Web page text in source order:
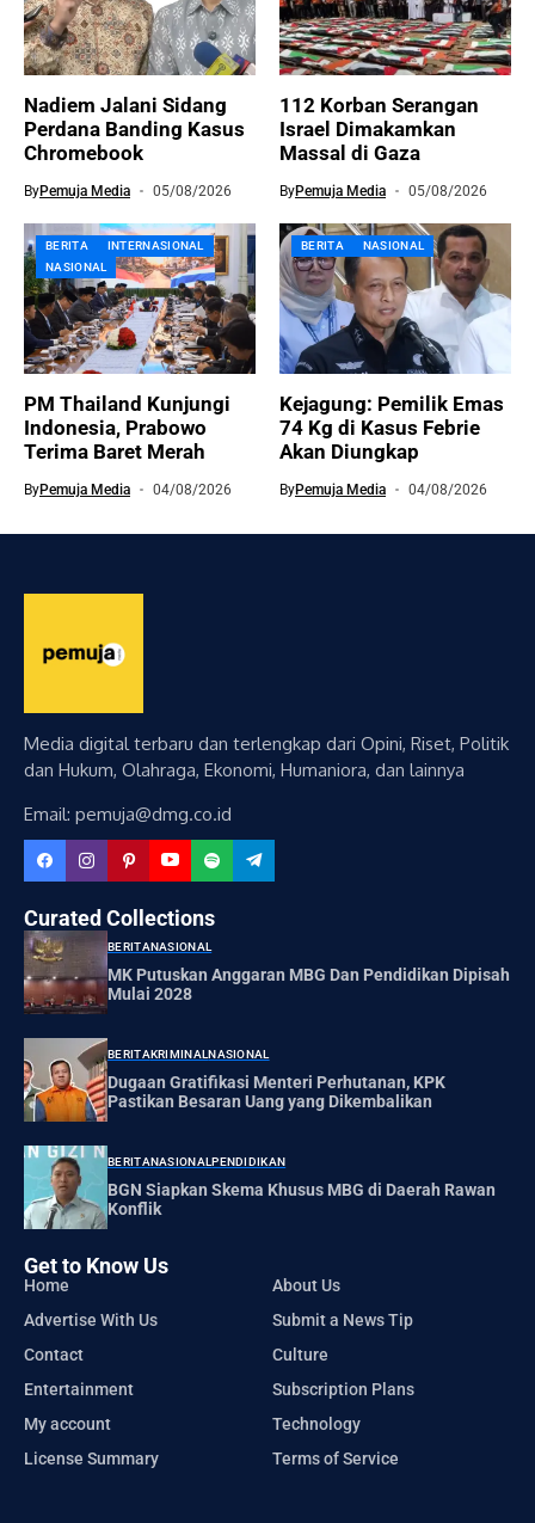
Nadiem Jalani Sidang
Perdana Banding Kasus
Chromebook
ByPemuja Media 05/08/2026
112 Korban Serangan
Israel Dimakamkan
Massal di Gaza
ByPemuja Media 05/08/2026
BERITA
INTERNASIONAL
NASIONAL
PM Thailand Kunjungi
Indonesia, Prabowo
Terima Baret Merah
ByPemuja Media 04/08/2026
BERITA NASIONAL
Kejagung: Pemilik Emas
74 Kg di Kasus Febrie
Akan Diungkap
ByPemuja Media 04/08/2026
Media digital terbaru dan terlengkap dari Opini, Riset, Politik
dan Hukum, Olahraga, Ekonomi, Humaniora, dan lainnya
Email: pemuja@dmg.co.id
Curated Collections
BERITANASIONAL
MK Putuskan Anggaran MBG Dan Pendidikan Dipisah
Mulai 2028
BERITAKRIMINALNASIONAL
Dugaan Gratifikasi Menteri Perhutanan, KPK
Pastikan Besaran Uang yang Dikembalikan
BERITANASIONALPENDIDIKAN
BGN Siapkan Skema Khusus MBG di Daerah Rawan
Konflik
Get to Know Us
Home
About Us
Advertise With Us
Submit a News Tip
Contact
Culture
Entertainment
Subscription Plans
My account
Technology
License Summary
Terms of Service